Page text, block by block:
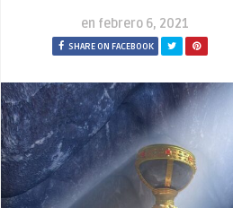
en febrero 6, 2021
SHARE ON FACEBOOK